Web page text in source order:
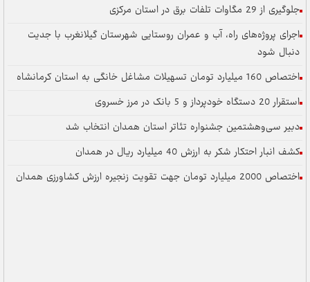
جلوگیری از 29 مگاوات تلفات برق در استان مرکزی
اجرای پروژه‌های راه، آب و عمران روستایی شهرستان گیلانغرب با جدیت
دنبال شود
اختصاص 160 میلیارد تومان تسهیلات مشاغل خانگی به استان کرمانشاه
استقرار 20 دستگاه خودپرداز و 5 بانک در مرز خسروی
دبیر سی‌وهشتمین جشنواره تئاتر استان همدان انتخاب شد
کشف انبار احتکار شکر به ارزش 40 میلیارد ریال در همدان
اختصاص 2000 میلیارد تومان جهت تقویت زنجیره ارزش کشاورزی همدان